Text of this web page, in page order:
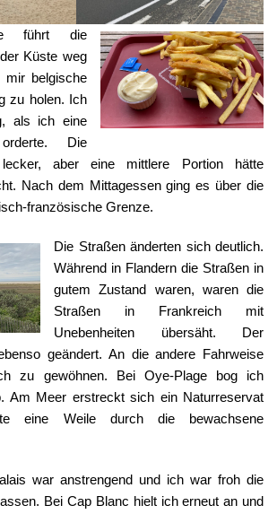
führt die
Küste weg
mir belgische
zu holen. Ich
als ich eine
Die
aber eine mittlere Portion hätte
Nach dem Mittagessen ging es über die
französische Grenze.
Die Straßen änderten sich deutlich.
Während in Flandern die Straßen in
gutem Zustand waren, waren die
Straßen in Frankreich mit
Unebenheiten übersäht. Der
geändert. An die andere Fahrweise
zu gewöhnen. Bei Oye-Plage bog ich
Am Meer erstreckt sich ein Naturreservat
eine Weile durch die bewachsene
war anstrengend und ich war froh die
Bei Cap Blanc hielt ich erneut an und